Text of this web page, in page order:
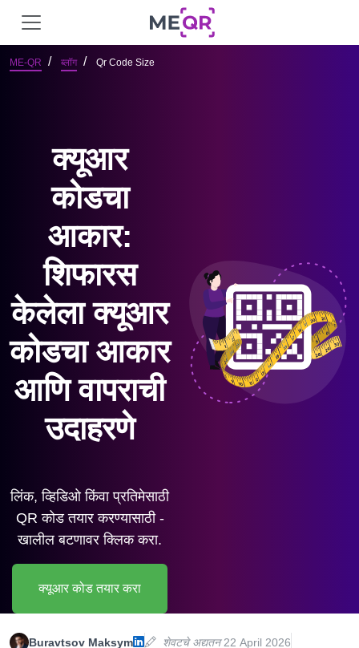
ME-QR ब्लॉग Qr Code Size
क्यूआर
कोडचा
आकार:
शिफारस
केलेला क्यूआर
कोडचा आकार
आणि वापराची
उदाहरणे
लिंक, व्हिडिओ किंवा प्रतिमेसाठी
QR कोड तयार करण्यासाठी -
खालील बटणावर क्लिक करा.
क्यूआर कोड तयार करा
Buravtsov Maksym शेवटचे अद्यतन22 April 2026